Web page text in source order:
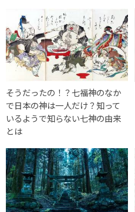
そうだったの！？七福神のなか
で日本の神は一人だけ？知って
いるようで知らない七神の由来
とは